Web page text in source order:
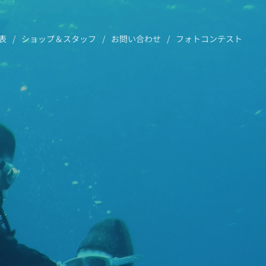
ショップ＆スタッフ お問い合わせ フォトコンテスト